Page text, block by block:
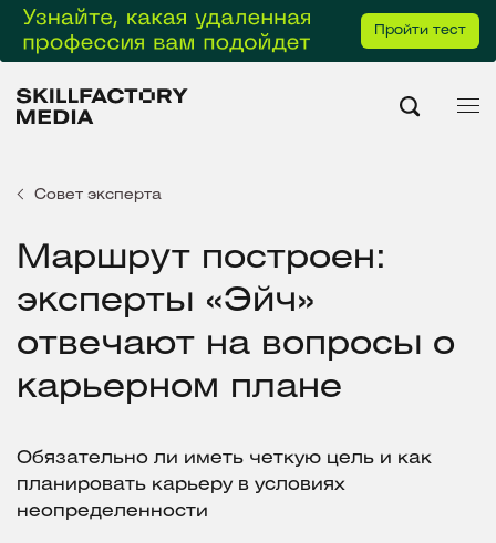
Пройти тест
Совет эксперта
Маршрут построен:
эксперты «Эйч»
отвечают на вопросы о
карьерном плане
Обязательно ли иметь четкую цель и как
планировать карьеру в условиях
неопределенности